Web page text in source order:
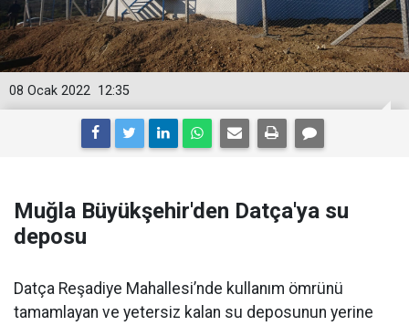
12:35
08 Ocak 2022
Muğla Büyükşehir'den Datça'ya su
deposu
Datça Reşadiye Mahallesi’nde kullanım ömrünü
tamamlayan ve yetersiz kalan su deposunun yerine